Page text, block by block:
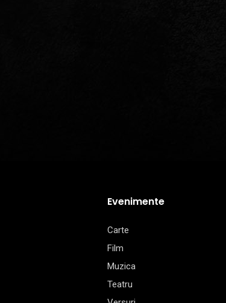
Evenimente
Carte
Film
Muzica
Teatru